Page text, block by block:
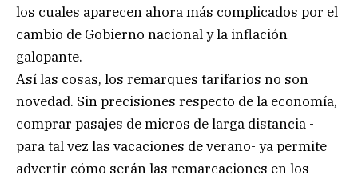
los cuales aparecen ahora más complicados por el
cambio de Gobierno nacional y la inflación
galopante.
Así las cosas, los remarques tarifarios no son
novedad. Sin precisiones respecto de la economía,
comprar pasajes de micros de larga distancia -
para tal vez las vacaciones de verano- ya permite
advertir cómo serán las remarcaciones en los